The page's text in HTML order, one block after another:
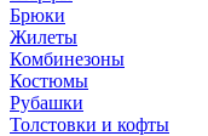
Брюки
Жилеты
Комбинезоны
Костюмы
Рубашки
Толстовки и кофты